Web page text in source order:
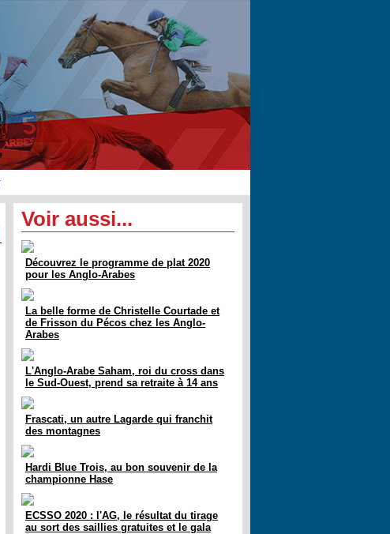
Voir aussi...
Découvrez le programme de plat 2020
pour les Anglo-Arabes
La belle forme de Christelle Courtade et
de Frisson du Pécos chez les Anglo-
Arabes
L'Anglo-Arabe Saham, roi du cross dans
le Sud-Ouest, prend sa retraite à 14 ans
Frascati, un autre Lagarde qui franchit
des montagnes
Hardi Blue Trois, au bon souvenir de la
championne Hase
ECSSO 2020 : l'AG, le résultat du tirage
au sort des saillies gratuites et le gala